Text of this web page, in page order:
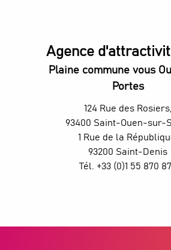
Football américain - Pittsburgh
Rugby - France / Afrique du Sud
Rugby - France / Argentine
Rugby - Tournoi des 6 Nations :
Concert - Niska
Agence
Plaine commune vous
Portes
124 Rue des Rosiers,
93400 Saint-Ouen-sur-
1 Rue de la
93200 Saint-Denis
Tél. +33 (0)1 55 870